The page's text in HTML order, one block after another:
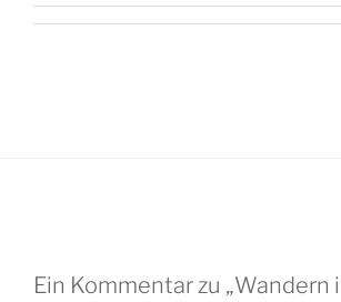
Ein Kommentar zu „Wandern